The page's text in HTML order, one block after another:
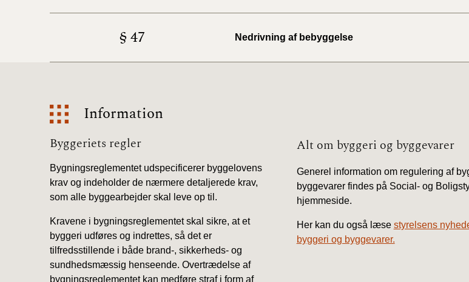
§ 47 Nedrivning af bebyggelse
Information
Information
Byggeriets regler
Bygningsreglementet udspecificerer byggelovens
krav og indeholder de nærmere detaljerede krav,
som alle byggearbejder skal leve op til.
Kravene i bygningsreglementet skal sikre, at et
byggeri udføres og indrettes, så det er
tilfredsstillende i både brand-, sikkerheds- og
sundhedsmæssig henseende. Overtrædelse af
bygningsreglementet kan medføre straf i form af
Alt om byggeri og byggevarer
Generel information om regulering af
byggevarer findes på Social- og
hjemmeside.
Her kan du også læse styrelsens
byggeri og byggevarer.